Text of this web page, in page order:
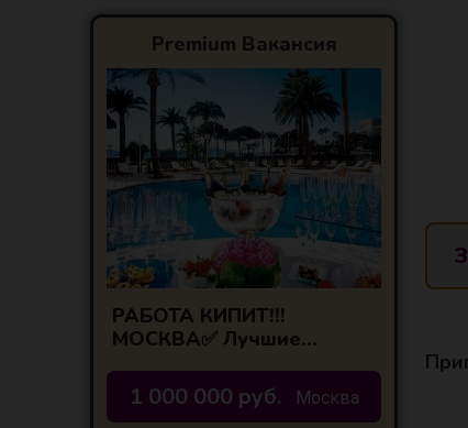
Premium Вакансия
РАБОТА КИПИТ!!!
МОСКВА✅ Лучшие
центральной России!
1 000 000 руб. Москва